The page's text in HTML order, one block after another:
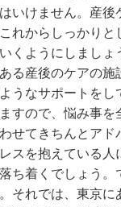
いけません。産
れからしっかり
くようにしまし
る産後のケアの
うなサポートを
すので、悩み事
せてきちんとア
スを抱えている
ち着くでしょう
それでは、東京